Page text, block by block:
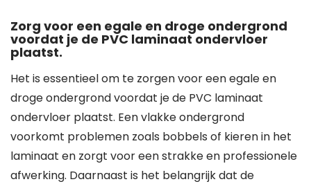
Zorg voor een egale en droge ondergrond
voordat je de PVC laminaat ondervloer
plaatst.
Het is essentieel om te zorgen voor een egale en
droge ondergrond voordat je de PVC laminaat
ondervloer plaatst. Een vlakke ondergrond
voorkomt problemen zoals bobbels of kieren in het
laminaat en zorgt voor een strakke en professionele
afwerking. Daarnaast is het belangrijk dat de